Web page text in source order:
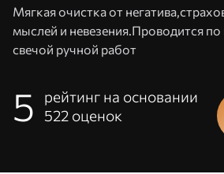
Мягкая очистка от
мыслей и невезения.Проводится
свечой ручной работ
5
рейтинг на основании
522 оценок